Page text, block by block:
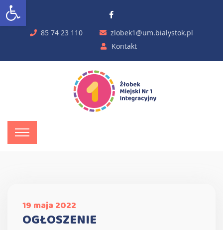
85 74 23 110
zlobek1@um.bialystok.pl
Kontakt
19 maja 2022
OGŁOSZENIE